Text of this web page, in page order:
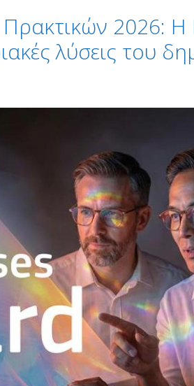
2026:
λύσεις του